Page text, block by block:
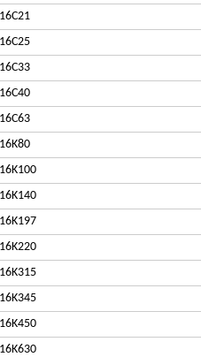
16C21
16C25
16C33
16C40
16C63
16K80
16K100
16K140
16K197
16K220
16K315
16K345
16K450
16K630